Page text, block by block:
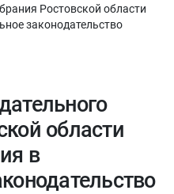
Ростовской области
законодательство
области
в